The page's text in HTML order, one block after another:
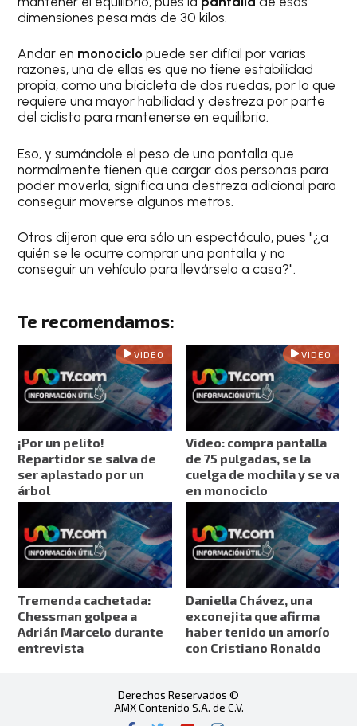
dimensiones pesa más de 30 kilos.
Andar en monociclopuede ser difícil por varias
razones, una de ellas es que no tiene estabilidad
propia, como una bicicleta de dos ruedas, por lo que
requiere una mayor habilidad y destreza por parte
del ciclista para mantenerse en equilibrio.
Eso, y sumándole el peso de una pantalla que
normalmente tienen que cargar dos personas para
poder moverla, significa una destreza adicional para
conseguir moverse algunos metros.
Otros dijeron que era sólo un espectáculo, pues "¿a
quién se le ocurre comprar una pantalla y no
conseguir un vehículo para llevársela a casa?".
Te recomendamos:
VIDEO
¡Por un pelito!
Repartidor se salva de
ser aplastado por un
árbol
VIDEO
Video: compra pantalla
de 75 pulgadas, se la
cuelga de mochila y se va
en monociclo
Tremenda cachetada:
Chessman golpea a
Adrián Marcelo durante
entrevista
Daniella Chávez, una
exconejita que afirma
haber tenido un amorío
con Cristiano Ronaldo
Derechos Reservados ©
AMX Contenido S.A. de C.V.